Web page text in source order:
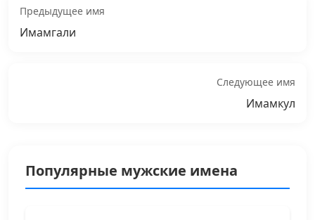
Предыдущее имя
Имамгали
Следующее имя
Имамкул
Популярные мужские имена